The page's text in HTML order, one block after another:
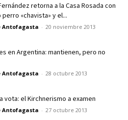
retorna a la Casa Rosada con
perro «chavista» y el...
Antofagasta - 20 noviembre 2013
en Argentina: mantienen, pero no
Antofagasta - 28 octubre 2013
vota: el Kirchnerismo a examen
Antofagasta - 27 octubre 2013